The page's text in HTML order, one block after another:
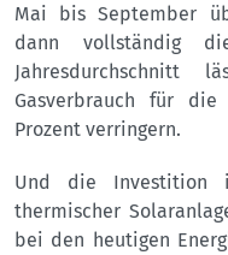
Mai bis September
dann vollständig
Gasverbrauch für die
Prozent verringern.
Und die Investition
thermischer
bei den heutigen